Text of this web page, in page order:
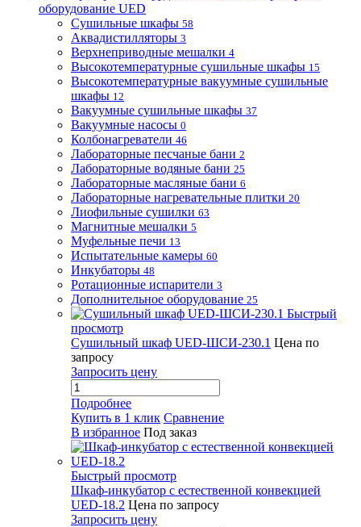
оборудование UED
Сушильные шкафы 58
Аквадистилляторы 3
Верхнеприводные мешалки 4
Высокотемпературные сушильные шкафы 15
Высокотемпературные вакуумные сушильные
шкафы 12
Вакуумные сушильные шкафы 37
Вакуумные насосы 0
Колбонагреватели 46
Лабораторные песчаные бани 2
Лабораторные водяные бани 25
Лабораторные масляные бани 6
Лабораторные нагревательные плитки 20
Лиофильные сушилки 63
Магнитные мешалки 5
Муфельные печи 13
Испытательные камеры 60
Инкубаторы 48
Ротационные испарители 3
Дополнительное оборудование 25
Быстрый
просмотр
Сушильный шкаф UED-ШСИ-230.1 Цена по
запросу
Запросить цену
Подробнее
Купить в 1 клик Сравнение
В избранное Под заказ
Быстрый просмотр
Шкаф-инкубатор с естественной конвекцией
UED-18.2 Цена по запросу
Запросить цену